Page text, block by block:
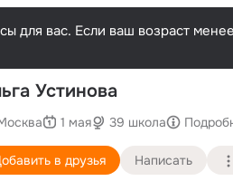
для вас. Если ваш возраст
Устинова
1 мая 39 школа
в друзья Написать